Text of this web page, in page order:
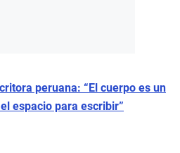
peruana: “El cuerpo es un
espacio para escribir”